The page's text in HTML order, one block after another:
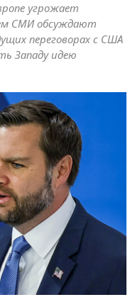
угрожает
СМИ обсуждают
переговорах с США
Западу идею